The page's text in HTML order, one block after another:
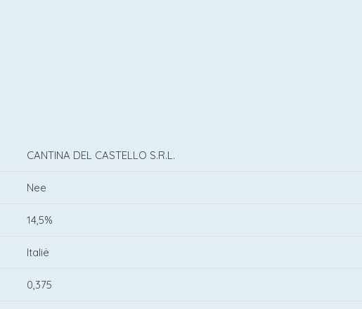
CANTINA DEL CASTELLO S.R.L.
Nee
14,5%
Italië
0,375